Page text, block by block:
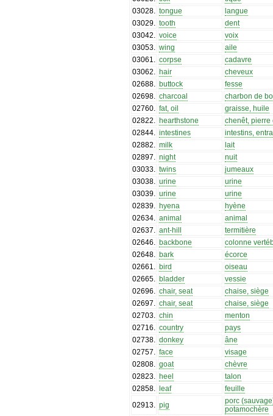
03028
tongue
langue
03029
tooth
dent
03042
voice
voix
03053
wing
aile
03061
corpse
cadavre
03062
hair
cheveux
02688
buttock
fesse
02698
charcoal
charbon de
02760
fat, oil
graisse, huile
02822
hearthstone
chenêt, pierre
02844
intestines
intestins,
02882
milk
lait
02897
night
nuit
03033
twins
jumeaux
03038
urine
urine
03039
urine
urine
02839
hyena
hyène
02634
animal
animal
02637
ant-hill
termitière
02646
backbone
colonne
02648
bark
écorce
02661
bird
oiseau
02665
bladder
vessie
02696
chair, seat
chaise, siège
02697
chair, seat
chaise, siège
02703
chin
menton
02716
country
pays
02738
donkey
âne
02757
face
visage
02808
goat
chèvre
02823
heel
talon
02858
leaf
feuille
02913
pig
porc
potamochère